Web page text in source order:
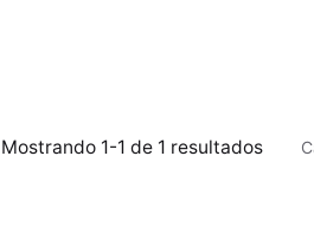
Mostrando 1-1 de 1 resultados